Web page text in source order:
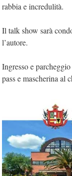
rabbia e incredulità.
Il talk show sarà
l’autore.
Ingresso e
pass e mascherina al